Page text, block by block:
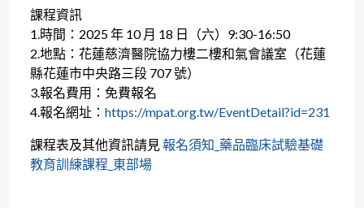
課程資訊
1.時間：2025 年 10 月 18 日（六）9:30-16:50
2.地點：花蓮慈濟醫院協力樓二樓和氣會議室（花蓮
縣花蓮市中央路三段 707 號）
3.報名費用：免費報名
4.報名網址： https://mpat.org.tw/EventDetail?id=231
課程表及其他資訊請見報名須知_藥品臨床試驗基礎
教育訓練課程_東部場